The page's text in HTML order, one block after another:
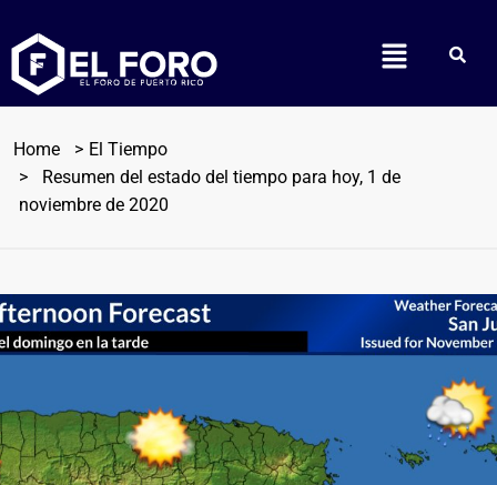
Home
El Tiempo
Resumen del estado del tiempo para hoy, 1 de
noviembre de 2020